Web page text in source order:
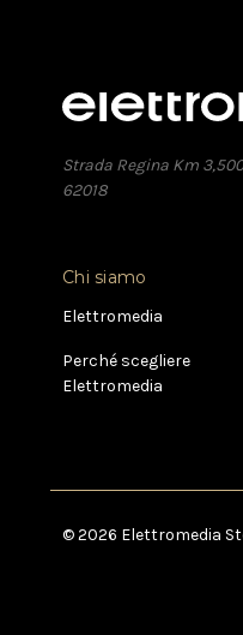
Strada Regina Km
62018
Chi siamo
Elettromedia
Perché scegliere
Elettromedia
© 2026 Elettromedia